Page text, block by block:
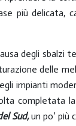
più
degli
delle
impianti
completata
Sud,un po’ più